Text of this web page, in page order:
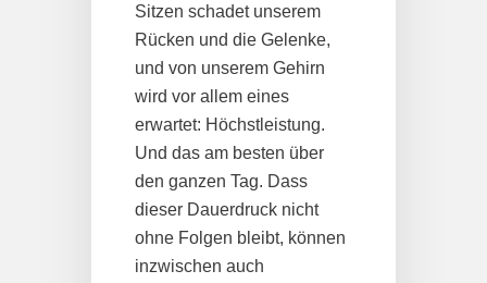
Sitzen schadet unserem
Rücken und die Gelenke,
und von unserem Gehirn
wird vor allem eines
erwartet: Höchstleistung.
Und das am besten über
den ganzen Tag. Dass
dieser Dauerdruck nicht
ohne Folgen bleibt, können
inzwischen auch